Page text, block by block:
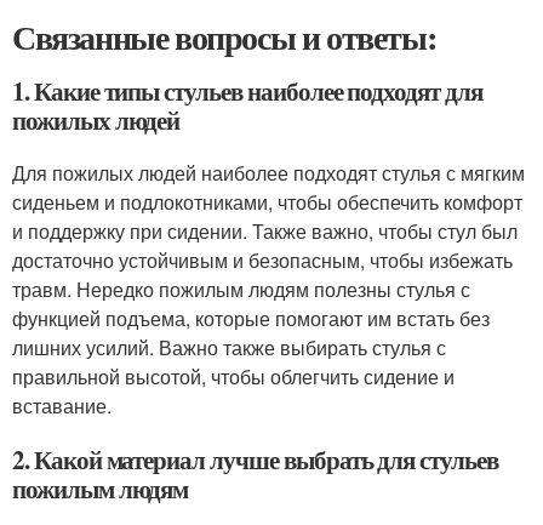
Связанные вопросы и ответы:
1. Какие типы стульев наиболее подходят для
пожилых людей
Для пожилых людей наиболее подходят стулья с мягким
сиденьем и подлокотниками, чтобы обеспечить комфорт
и поддержку при сидении. Также важно, чтобы стул был
достаточно устойчивым и безопасным, чтобы избежать
травм. Нередко пожилым людям полезны стулья с
функцией подъема, которые помогают им встать без
лишних усилий. Важно также выбирать стулья с
правильной высотой, чтобы облегчить сидение и
вставание.
2. Какой материал лучше выбрать для стульев
пожилым людям